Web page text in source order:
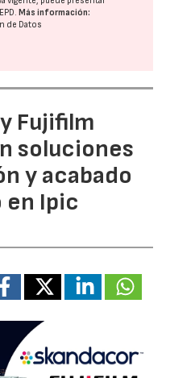
. Más información:
de Datos
Fujifilm
soluciones
y acabado
Ipic